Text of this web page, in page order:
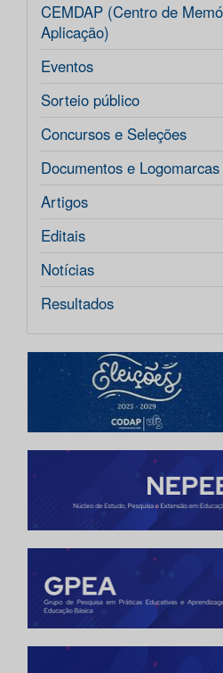
CEMDAP (Centro de
Aplicação)
Eventos
Sorteio público
Concursos e Seleções
Documentos e Logomarcas
Artigos
Editais
Notícias
Resultados